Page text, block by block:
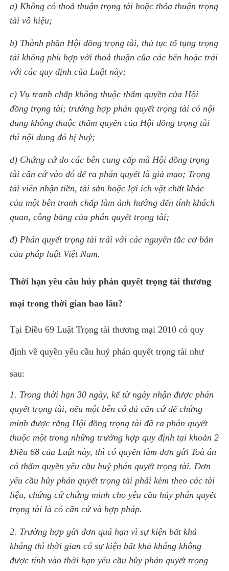
a) Không có thoả thuận trọng tài hoặc thỏa thuận trọng
tài vô hiệu;
b) Thành phần Hội đồng trọng tài, thủ tục tố tụng trọng
tài không phù hợp với thoả thuận của các bên hoặc trái
với các quy định của Luật này;
c) Vụ tranh chấp không thuộc thẩm quyền của Hội
đồng trọng tài; trường hợp phán quyết trọng tài có nội
dung không thuộc thẩm quyền của Hội đồng trọng tài
thì nội dung đó bị huỷ;
d) Chứng cứ do các bên cung cấp mà Hội đồng trọng
tài căn cứ vào đó để ra phán quyết là giả mạo; Trọng
tài viên nhận tiền, tài sản hoặc lợi ích vật chất khác
của một bên tranh chấp làm ảnh hưởng đến tính khách
quan, công bằng của phán quyết trọng tài;
đ) Phán quyết trọng tài trái với các nguyên tắc cơ bản
của pháp luật Việt Nam.
Thời hạn yêu cầu hủy phán quyết trọng tài thương
mại trong thời gian bao lâu?
Tại Điều 69 Luật Trọng tài thương mại 2010 có quy
định về quyền yêu cầu huỷ phán quyết trọng tài như
sau:
1. Trong thời hạn 30 ngày, kể từ ngày nhận được phán
quyết trọng tài, nếu một bên có đủ căn cứ để chứng
minh được rằng Hội đồng trọng tài đã ra phán quyết
thuộc một trong những trường hợp quy định tại khoản 2
Điều 68 của Luật này, thì có quyền làm đơn gửi Toà án
có thẩm quyền yêu cầu huỷ phán quyết trọng tài. Đơn
yêu cầu hủy phán quyết trọng tài phải kèm theo các tài
liệu, chứng cứ chứng minh cho yêu cầu hủy phán quyết
trọng tài là có căn cứ và hợp pháp.
2. Trường hợp gửi đơn quá hạn vì sự kiện bất khả
kháng thì thời gian có sự kiện bất khả kháng không
được tính vào thời hạn yêu cầu hủy phán quyết trọng